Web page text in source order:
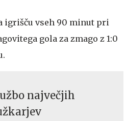
igrišču vseh 90 minut pri
gola za zmago z 1:0
največjih